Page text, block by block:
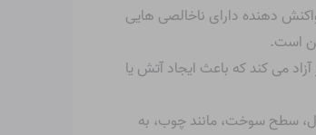
دهنده دارای ناخالصی هایی
است.
می کند که باعث ایجاد آتش یا
سطح سوخت، مانند چوب، به